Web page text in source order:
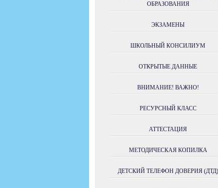
ОБРАЗОВАНИЯ
ЭКЗАМЕНЫ
ШКОЛЬНЫЙ КОНСИЛИУМ
ОТКРЫТЫЕ ДАННЫЕ
ВНИМАНИЕ! ВАЖНО!
РЕСУРСНЫЙ КЛАСС
АТТЕСТАЦИЯ
МЕТОДИЧЕСКАЯ КОПИЛКА
ДЕТСКИЙ ТЕЛЕФОН ДОВЕРИЯ (ДТД)